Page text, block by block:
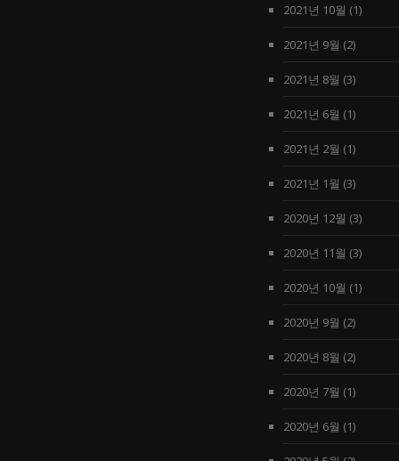
2021년 10월 (1)
2021년 9월 (2)
2021년 8월 (3)
2021년 6월 (1)
2021년 2월 (1)
2021년 1월 (3)
2020년 12월 (3)
2020년 11월 (3)
2020년 10월 (1)
2020년 9월 (2)
2020년 8월 (2)
2020년 7월 (1)
2020년 6월 (1)